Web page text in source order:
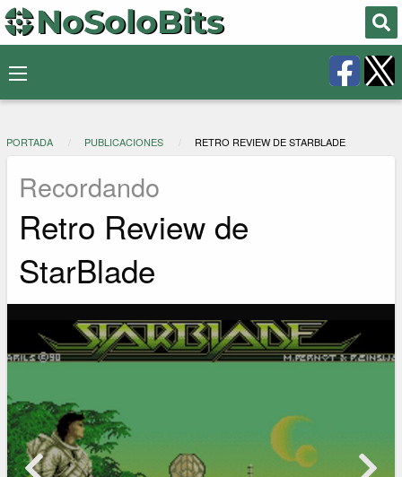
PORTADA PUBLICACIONES RETRO REVIEW DE STARBLADE
Recordando
Retro Review de
StarBlade